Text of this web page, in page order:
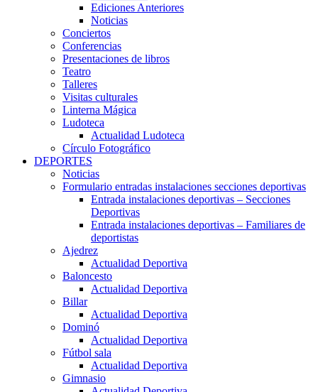
Ediciones Anteriores
Noticias
Conciertos
Conferencias
Presentaciones de libros
Teatro
Talleres
Visitas culturales
Linterna Mágica
Ludoteca
Actualidad Ludoteca
Círculo Fotográfico
DEPORTES
Noticias
Formulario entradas instalaciones secciones deportivas
Entrada instalaciones deportivas – Secciones
Deportivas
Entrada instalaciones deportivas – Familiares de
deportistas
Ajedrez
Actualidad Deportiva
Baloncesto
Actualidad Deportiva
Billar
Actualidad Deportiva
Dominó
Actualidad Deportiva
Fútbol sala
Actualidad Deportiva
Gimnasio